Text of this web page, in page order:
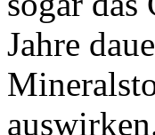
Jahre